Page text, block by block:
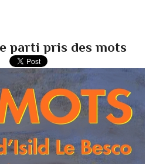
parti pris des mots